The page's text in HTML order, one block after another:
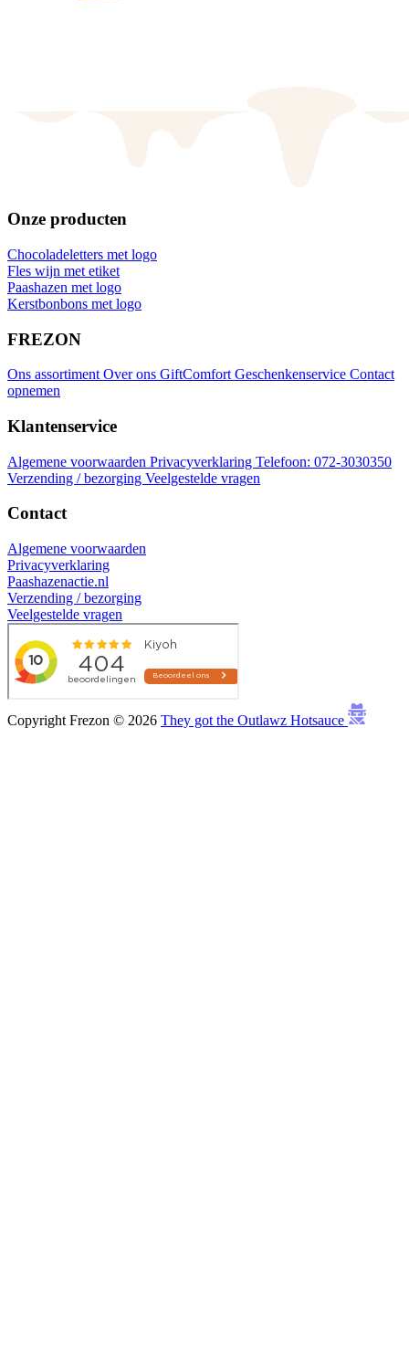
Onze producten
Chocoladeletters met logo
Fles wijn met etiket
Paashazen met logo
Kerstbonbons met logo
FREZON
Ons assortiment Over ons GiftComfort Geschenkenservice Contact
opnemen
Klantenservice
Algemene voorwaarden Privacyverklaring Telefoon: 072-3030350
Verzending / bezorging Veelgestelde vragen
Contact
Algemene voorwaarden
Privacyverklaring
Paashazenactie.nl
Verzending / bezorging
Veelgestelde vragen
Copyright Frezon © 2026 They got the Outlawz Hotsauce